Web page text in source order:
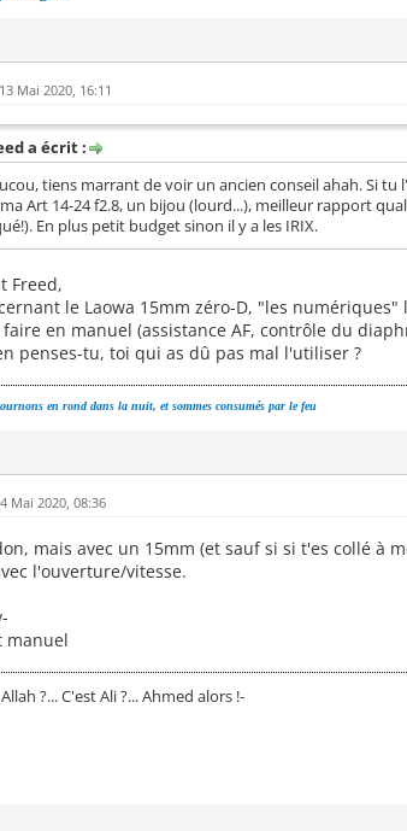
Mai 2020, 16:11
a écrit :
tiens marrant de voir un ancien conseil ahah. Si tu
Art 14-24 f2.8, un bijou (lourd...), meilleur rapport
En plus petit budget sinon il y a les IRIX.
Freed,
le Laowa 15mm zéro-D, "les
en manuel (assistance AF, contrôle du
penses-tu, toi qui as dû pas mal l'utiliser ?
en rond dans la nuit, et sommes consumés par le feu
Mai 2020, 08:36
mais avec un 15mm (et sauf si si t'es collé
l'ouverture/vitesse.
manuel
?... C'est Ali ?... Ahmed alors !-